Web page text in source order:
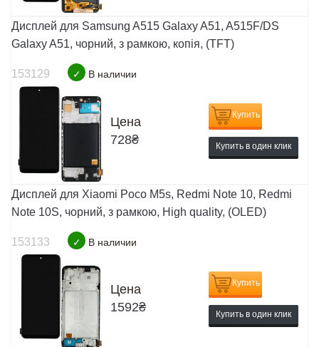
Дисплей для Samsung A515 Galaxy A51, A515F/DS
Galaxy A51, чорний, з рамкою, копія, (TFT)
153129 ✓ В наличии
Цена
728₴
Купить
Купить в один клик
Дисплей для Xiaomi Poco M5s, Redmi Note 10, Redmi
Note 10S, чорний, з рамкою, High quality, (OLED)
153133 ✓ В наличии
Цена
1592₴
Купить
Купить в один клик